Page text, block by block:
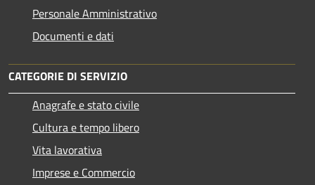
Personale Amministrativo
Documenti e dati
CATEGORIE DI SERVIZIO
Anagrafe e stato civile
Cultura e tempo libero
Vita lavorativa
Imprese e Commercio